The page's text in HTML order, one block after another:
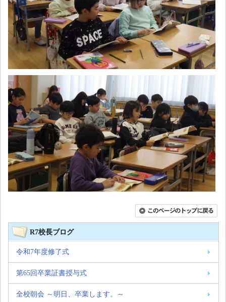
R7校長ブログ
令和7年度修了式
第65回卒業証書授与式
全校朝会 ～明日、卒業します。～